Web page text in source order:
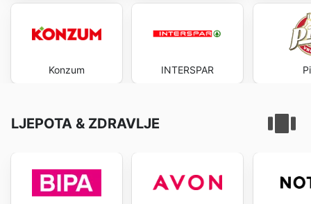
Konzum INTERSPAR
LJEPOTA & ZDRAVLJE